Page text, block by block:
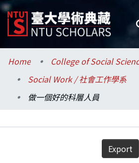
Communities & Collections
Research Outputs
Home
Social Work / 社會工作學系
做一個好的科層人員
Details
Export